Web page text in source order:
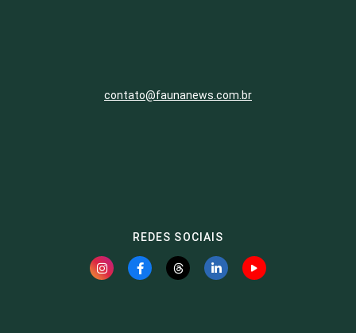
contato@faunanews.com.br
REDES SOCIAIS